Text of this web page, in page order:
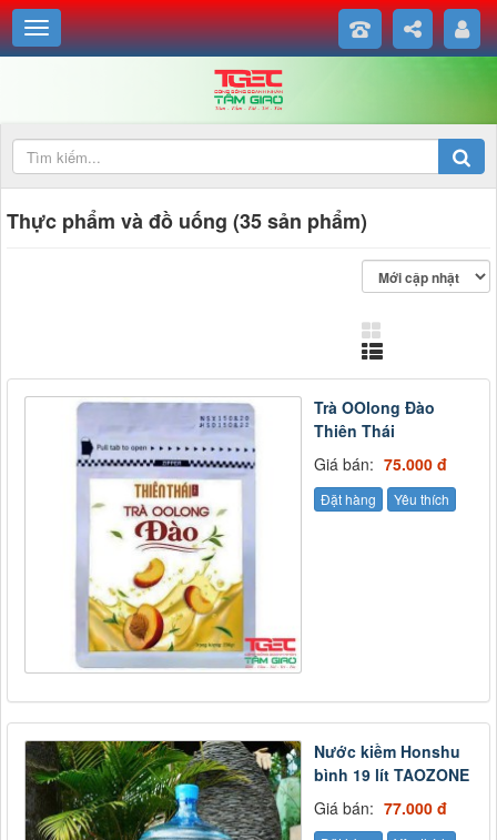
Thực phẩm và đồ uống (35 sản phẩm)
Trà OOlong Đào
Thiên Thái
Giá bán: 75.000 đ
Đặt hàng Yêu thích
Nước kiềm Honshu
bình 19 lít TAOZONE
Giá bán: 77.000 đ